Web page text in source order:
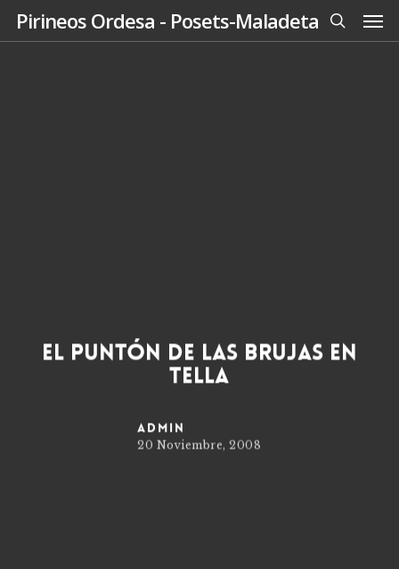
SkipPirineos Ordesa - Posets-Maladeta
search
El Puntón de las Brujas en
Tella
admin
20 Noviembre, 2008